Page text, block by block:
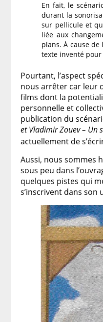
En fait, le
durant la
sur pellicule et
liée aux
plans. À cause
texte inventé
Pourtant, l’aspect
nous arrêter car leur
films dont la
personnelle et
publication du
et Vladimir Zouev – Un
actuellement de
Aussi, nous sommes
sous peu dans
quelques pistes qui
s’inscrivent dans son